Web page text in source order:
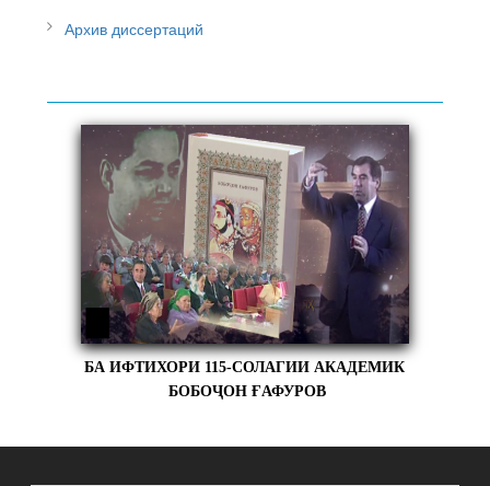
Архив диссертаций
БА ИФТИХОРИ 115-СОЛАГИИ АКАДЕМИК
БОБОҶОН ҒАФУРОВ